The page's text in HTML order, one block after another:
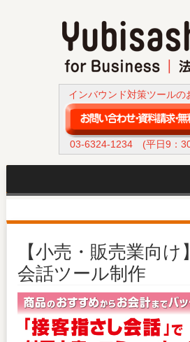
インバウンド対策ツールの
03-6324-1234(平日9：30
【小売・販売業向
会話ツール制作